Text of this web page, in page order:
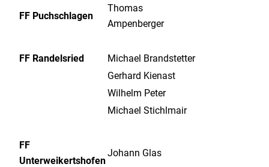
FF Puchschlagen
Thomas
Ampenberger
FF Randelsried
Michael Brandstetter
Gerhard Kienast
Wilhelm Peter
Michael Stichlmair
FF
Unterweikertshofen
Johann Glas